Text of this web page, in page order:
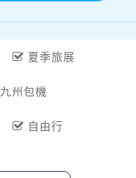
夏季旅展
九州包機
自由行